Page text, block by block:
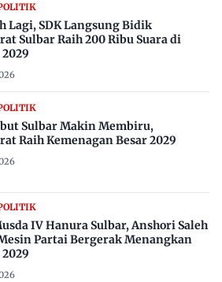
Lagi, SDK Langsung Bidik
Sulbar Raih 200 Ribu Suara di
Sulbar Makin Membiru,
Raih Kemenagan Besar 2029
IV Hanura Sulbar, Anshori Saleh
Partai Bergerak Menangkan